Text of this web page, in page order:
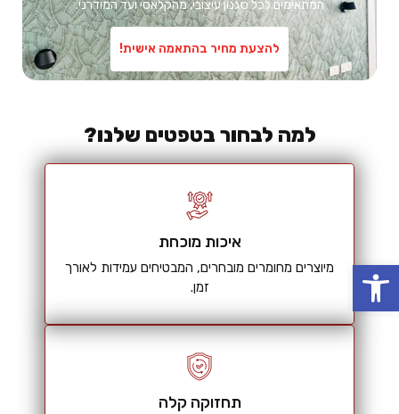
פתח סרגל נגישות
המתאימים לכל סגנון עיצובי, מהקלאסי ועד המודרני.
להצעת מחיר בהתאמה אישית!
למה לבחור בטפטים שלנו?
איכות מוכחת
מיוצרים מחומרים מובחרים, המבטיחים עמידות לאורך
זמן.
תחזוקה קלה